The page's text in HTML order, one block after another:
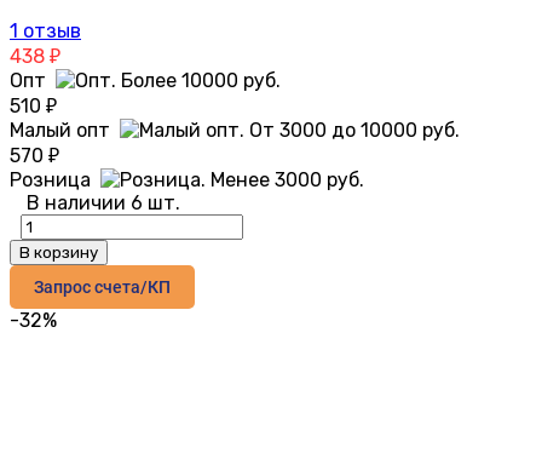
1 отзыв
438 ₽
Опт
510 ₽
Малый опт
570 ₽
Розница
В наличии 6 шт.
В корзину
Запрос счета/КП
-32%